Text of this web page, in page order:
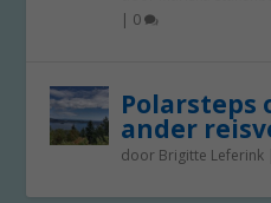
| 0
Polarsteps
ander
door Brigitte Leferink